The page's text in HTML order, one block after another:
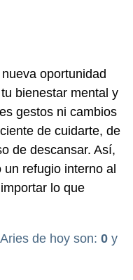
oportunidad
bienestar mental y
gestos ni cambios
de cuidarte, de
de descansar. Así,
refugio interno al
lo que
de hoy son: 0 y